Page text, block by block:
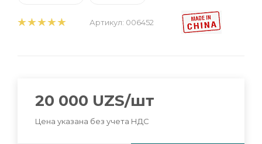
Артикул: 006452
20 000 UZS/шт
Цена указана без учета НДС